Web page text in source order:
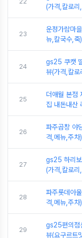
(가격,칼로리
23
운정가람마
뉴,칼국수,죽)
24
gs25 쿠캣
뷰(가격,칼로
25
더애월 본점
집 내돈내산
26
파주곱창 야
격,메뉴,주차)
27
gs25 하리보
(가격,칼로리
28
파주롯데아
격,메뉴,주차)
29
gs25편의점
뷰(요구르트